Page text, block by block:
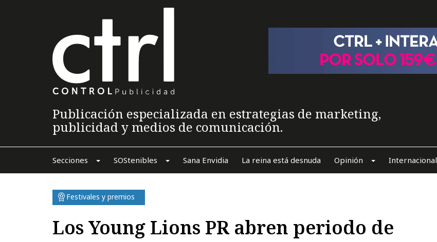
Publicación especializada en estrategias de marketing,
publicidad y medios de comunicación.
Secciones SOStenibles Sana Envidia La reina está desnuda Opinión Internacional
Festivales y premios
Los Young Lions PR abren periodo de